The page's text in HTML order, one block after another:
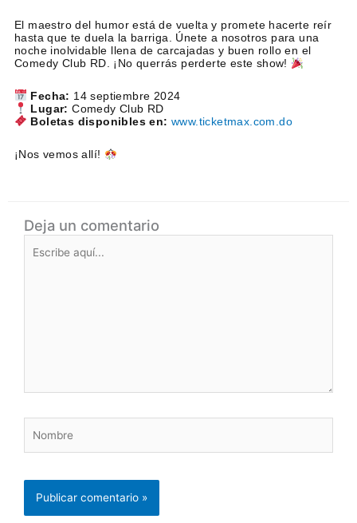
El maestro del humor está de vuelta y promete hacerte reír
hasta que te duela la barriga. Únete a nosotros para una
noche inolvidable llena de carcajadas y buen rollo en el
Comedy Club RD. ¡No querrás perderte este show!
Fecha: 14 septiembre 2024
Lugar: Comedy Club RD
Boletas disponibles en: www.ticketmax.com.do
¡Nos vemos allí!
Deja un comentario
aquí...